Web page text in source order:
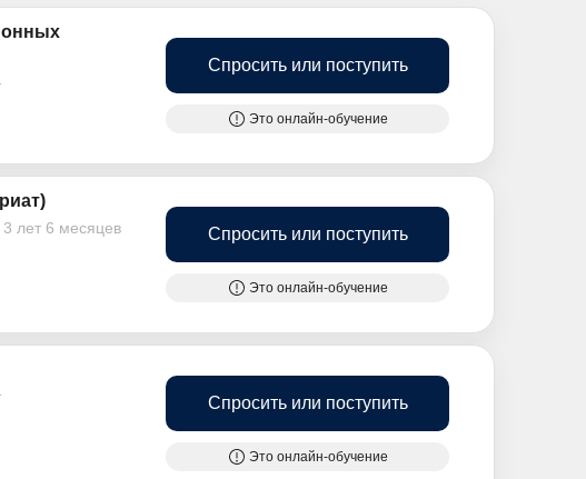
Спросить или поступить
Это онлайн-обучение
лет 6 месяцев Спросить или поступить
Это онлайн-обучение
Спросить или поступить
Это онлайн-обучение